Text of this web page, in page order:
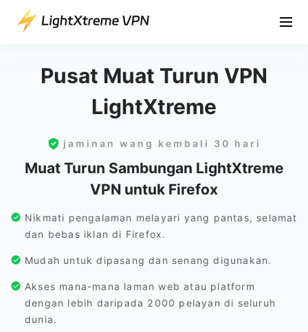
Pusat Muat Turun VPN
LightXtreme
jaminan wang kembali 30 hari
Muat Turun Sambungan LightXtreme
VPN untuk Firefox
Nikmati pengalaman melayari yang pantas, selamat
dan bebas iklan di Firefox.
Mudah untuk dipasang dan senang digunakan.
Akses mana-mana laman web atau platform
dengan lebih daripada 2000 pelayan di seluruh
dunia.